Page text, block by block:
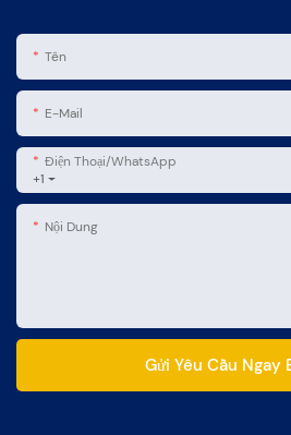
Tên
E-Mail
+1
Điện Thoại/WhatsApp
Nội Dung
Gửi Yêu Cầu Ngay